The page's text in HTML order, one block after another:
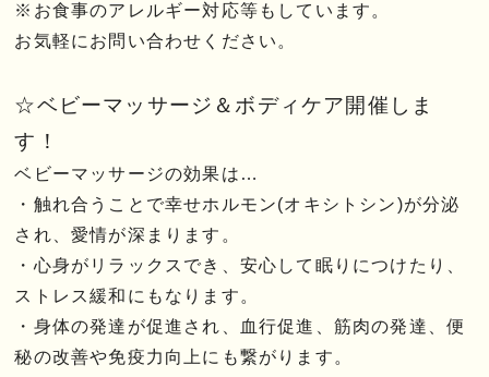
※お食事のアレルギー対応等もしています。
お気軽にお問い合わせください。
☆ベビーマッサージ＆ボディケア開催しま
す！
ベビーマッサージの効果は…
・触れ合うことで幸せホルモン(オキシトシン)が分泌
され、愛情が深まります。
・心身がリラックスでき、安心して眠りにつけたり、
ストレス緩和にもなります。
・身体の発達が促進され、血行促進、筋肉の発達、便
秘の改善や免疫力向上にも繋がります。